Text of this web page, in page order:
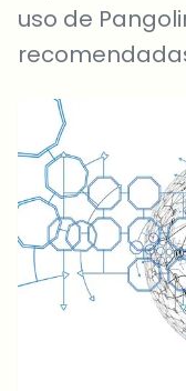
uso de